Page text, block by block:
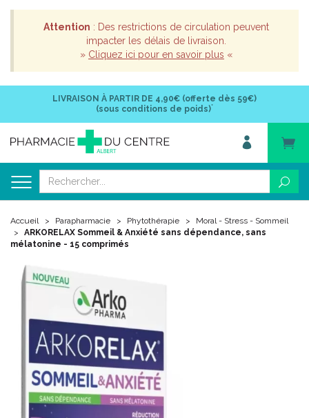
Attention : Des restrictions de circulation peuvent
impacter les délais de livraison.
» Cliquez ici pour en savoir plus «
LIVRAISON À PARTIR DE 4,90€ (offerte dès 59€)
(sous conditions de poids)*
Accueil Parapharmacie Phytothérapie
Moral - Stress - Sommeil
ARKORELAX Sommeil & Anxiété sans dépendance, sans
mélatonine - 15 comprimés